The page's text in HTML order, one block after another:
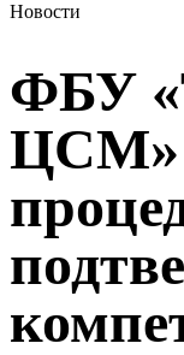
Новости
ФБУ
ЦСМ»